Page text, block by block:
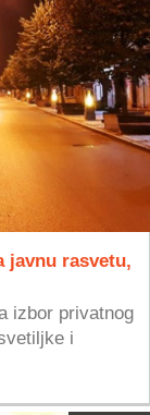
javnu rasvetu,
izbor privatnog
i